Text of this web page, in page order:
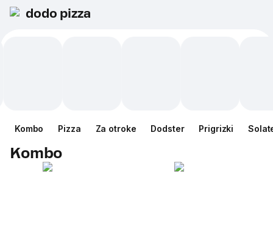
dodo pizza
Kombo Pizza Za otroke Dodster Prigrizki
Kombo